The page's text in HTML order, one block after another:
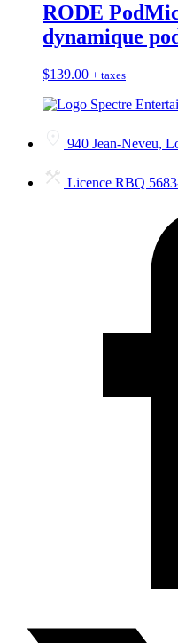
RODE
dynamique
$139.00 + taxes
940 Jean-Neveu,
Licence RBQ